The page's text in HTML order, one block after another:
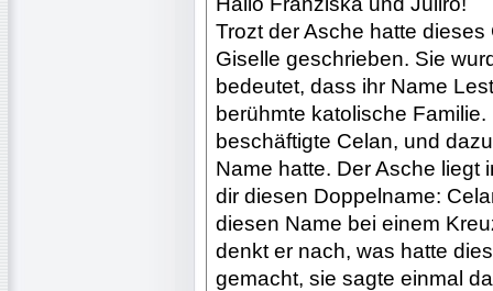
Trozt der Asche hatte
Giselle geschrieben. Sie
bedeutet, dass ihr Name
berühmte katolische
beschäftigte Celan, und
Name hatte. Der Asche liegt
dir diesen Doppelname:
diesen Name bei einem
denkt er nach, was hatte
gemacht, sie sagte einmal